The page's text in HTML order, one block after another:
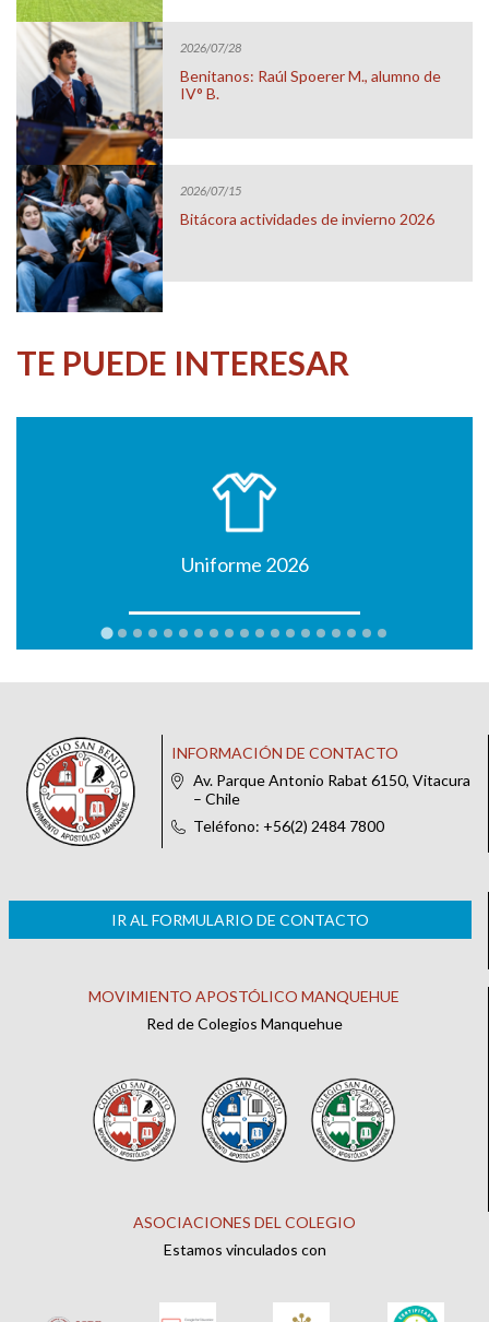
2026/07/28
Benitanos: Raúl Spoerer M., alumno de
IV° B.
2026/07/15
Bitácora actividades de invierno 2026
TE PUEDE INTERESAR
Uniforme 2026
INFORMACIÓN DE CONTACTO
Av. Parque Antonio Rabat 6150, Vitacura
– Chile
Teléfono: +56(2) 2484 7800
IR AL FORMULARIO DE CONTACTO
MOVIMIENTO APOSTÓLICO MANQUEHUE
Red de Colegios Manquehue
ASOCIACIONES DEL COLEGIO
Estamos vinculados con